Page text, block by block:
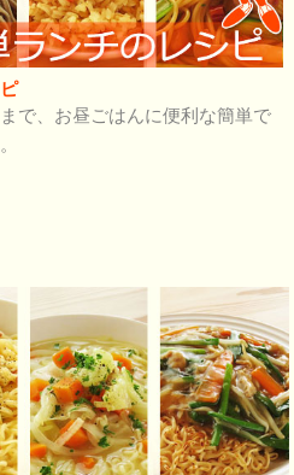
で、お昼ごはんに便利な簡単で